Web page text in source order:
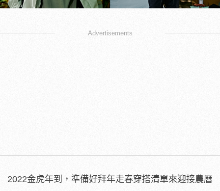
Advertisements
2022金虎年到，準備好拜年走春穿搭清單來迎接農曆